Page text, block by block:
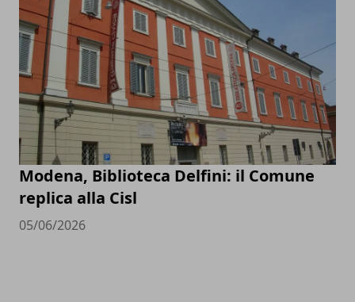
Modena, Biblioteca Delfini: il Comune
replica alla Cisl
05/06/2026